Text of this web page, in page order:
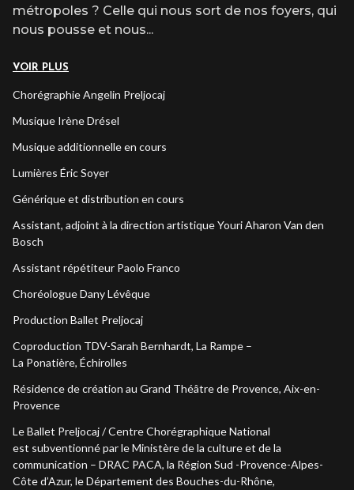
métropoles ? Celle qui nous sort de nos foyers, qui
nous pousse et nous...
VOIR PLUS
Chorégraphie Angelin Preljocaj
Musique Irène Drésel
Musique additionnelle en cours
Lumières Éric Soyer
Générique et distribution en cours
Assistant, adjoint à la direction artistique Youri Aharon Van den
Bosch
Assistant répétiteur Paolo Franco
Choréologue Dany Lévêque
Production Ballet Preljocaj
Coproduction TDV-Sarah Bernhardt, La Rampe –
La Ponatière, Échirolles
Résidence de création au Grand Théâtre de Provence, Aix-en-
Provence
Le Ballet Preljocaj / Centre Chorégraphique National
est subventionné par le Ministère de la culture et de la
communication – DRAC PACA, la Région Sud -Provence-Alpes-
Côte d’Azur, le Département des Bouches-du-Rhône,